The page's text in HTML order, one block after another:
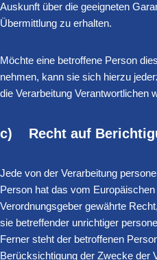
Auskunft über die geeigneten
Übermittlung zu erhalten.
Möchte eine betroffene Person
nehmen, kann sie sich hierzu
die Verarbeitung Verantwortlichen
c) Recht auf
Jede von der Verarbeitung
Person hat das vom Europäischen
Verordnungsgeber gewährte
sie betreffender unrichtiger
Ferner steht der betroffenen
Berücksichtigung der Zwecke der